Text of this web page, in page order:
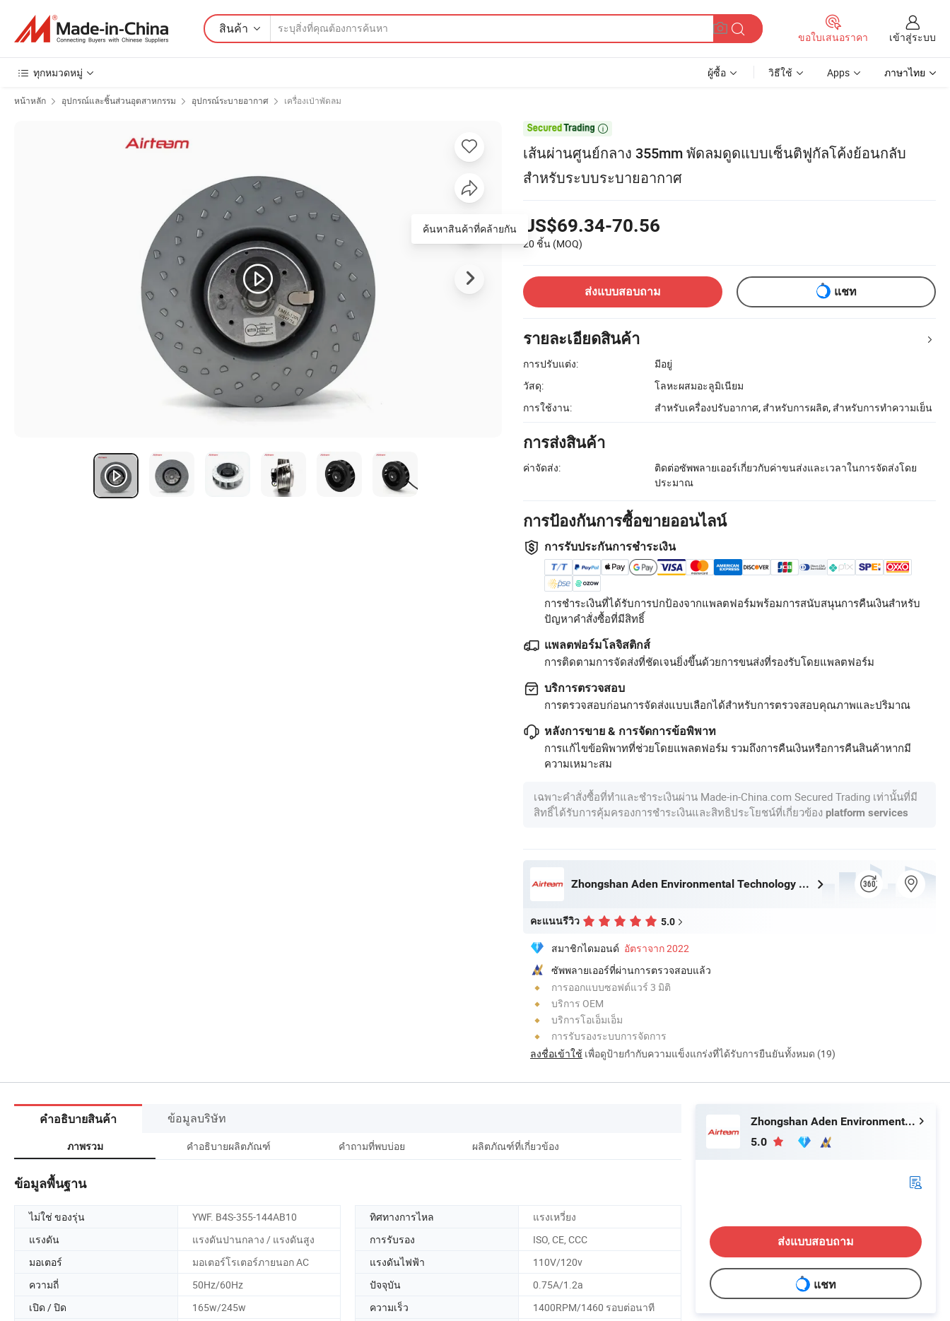
สินค้า
ขอใบเสนอราคา เข้าสู่ระบบ
ทุกหมวดหมู่ ผู้ซื้อ วิธีใช้ Apps ภาษาไทย
หน้าหลัก อุปกรณ์และชิ้นส่วนอุตสาหกรรม อุปกรณ์ระบายอากาศ เครื่องเป่าพัดลม

เส้นผ่านศูนย์กลาง 355mm พัดลมดูดแบบเซ็นติฟูกัลโค้งย้อนกลับ
สำหรับระบบระบายอากาศ
US$69.34-70.56
20 ชิ้น (MOQ)
ส่งแบบสอบถาม แชท
รายละเอียดสินค้า
การปรับแต่ง:
มีอยู่
วัสดุ:
โลหะผสมอะลูมิเนียม
การใช้งาน:
สำหรับเครื่องปรับอากาศ, สำหรับการผลิต, สำหรับการทำความเย็น
การส่งสินค้า
ค่าจัดส่ง:
ติดต่อซัพพลายเออร์เกี่ยวกับค่าขนส่งและเวลาในการจัดส่งโดย
ประมาณ
การป้องกันการซื้อขายออนไลน์
การรับประกันการชำระเงิน
การชำระเงินที่ได้รับการปกป้องจากแพลตฟอร์มพร้อมการสนับสนุนการคืนเงินสำหรับ
ปัญหาคำสั่งซื้อที่มีสิทธิ์
แพลตฟอร์มโลจิสติกส์
การติดตามการจัดส่งที่ชัดเจนยิ่งขึ้นด้วยการขนส่งที่รองรับโดยแพลตฟอร์ม
บริการตรวจสอบ
การตรวจสอบก่อนการจัดส่งแบบเลือกได้สำหรับการตรวจสอบคุณภาพและปริมาณ
หลังการขาย & การจัดการข้อพิพาท
การแก้ไขข้อพิพาทที่ช่วยโดยแพลตฟอร์ม รวมถึงการคืนเงินหรือการคืนสินค้าหากมี
ความเหมาะสม
เฉพาะคำสั่งซื้อที่ทำและชำระเงินผ่าน Made-in-China.com Secured Trading เท่านั้นที่มี
สิทธิ์ได้รับการคุ้มครองการชำระเงินและสิทธิประโยชน์ที่เกี่ยวข้อง platform services
Zhongshan Aden Environmental Technology Co., Ltd.
คะแนนรีวิว 5.0
สมาชิกไดมอนด์ อัตราจาก 2022
ซัพพลายเออร์ที่ผ่านการตรวจสอบแล้ว
การออกแบบซอฟต์แวร์ 3 มิติ
บริการ OEM
บริการโอเอ็มเอ็ม
การรับรองระบบการจัดการ
ลงชื่อเข้าใช้ เพื่อดูป้ายกำกับความแข็งแกร่งที่ได้รับการยืนยันทั้งหมด (19)
ค้นหาสินค้าที่คล้ายกัน
คำอธิบายสินค้า ข้อมูลบริษัท
ภาพรวม คำอธิบายผลิตภัณฑ์ คำถามที่พบบ่อย ผลิตภัณฑ์ที่เกี่ยวข้อง
ข้อมูลพื้นฐาน
ไม่ใช่ ของรุ่น YWF. B4S-355-144AB10 ทิศทางการไหล
แรงเหวี่ยง
แรงดัน
แรงดันปานกลาง / แรงดันสูง การรับรอง
ISO, CE, CCC
มอเตอร์
มอเตอร์โรเตอร์ภายนอก AC แรงดันไฟฟ้า
110V/120v
ความถี่
50Hz/60Hz ปัจจุบัน
0.75A/1.2a
เปิด / ปิด
165w/245w ความเร็ว
1400RPM/1460 รอบต่อนาที
Zhongshan Aden Environmental Technology Co., Ltd.
5.0
ส่งแบบสอบถาม
แชท